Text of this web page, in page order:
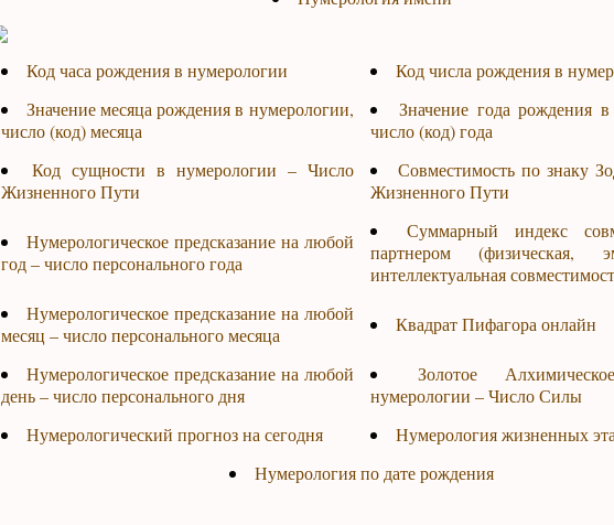
Код часа рождения в нумерологии
Код числа рождения в
Значение месяца рождения в нумерологии,
число (код) месяца
Значение года рождения
число (код) года
Код сущности в нумерологии – Число
Жизненного Пути
Совместимость по знаку
Жизненного Пути
Нумерологическое предсказание на любой
год – число персонального года
Суммарный индекс
партнером (физическая,
интеллектуальная
Нумерологическое предсказание на любой
месяц – число персонального месяца
Квадрат Пифагора онлайн
Нумерологическое предсказание на любой
день – число персонального дня
Золотое
нумерологии – Число Силы
Нумерологический прогноз на сегодня
Нумерология жизненных
Нумерология по дате рождения